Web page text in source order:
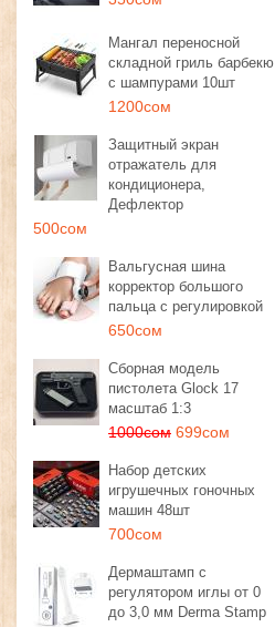
Мангал переносной
складной гриль барбекю
с шампурами 10шт
1200сом
Защитный экран
отражатель для
кондиционера,
Дефлектор
500сом
Вальгусная шина
корректор большого
пальца с регулировкой
650сом
Сборная модель
пистолета Glock 17
масштаб 1:3
1000сом 699сом
Набор детских
игрушечных гоночных
машин 48шт
700сом
Дермаштамп с
регулятором иглы от 0
до 3,0 мм Derma Stamp